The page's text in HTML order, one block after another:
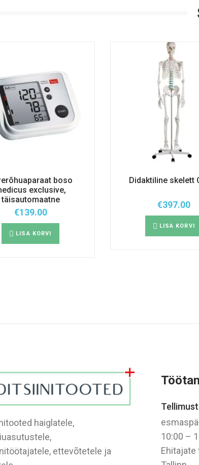
boso
exclusive,
täisautomaatne
€139.00
LISA KORVI
Didaktiline skelett
€397.00
LISA KORVI
haiglatele,
ettevõtetele ja
10:00 –
Ehitajate